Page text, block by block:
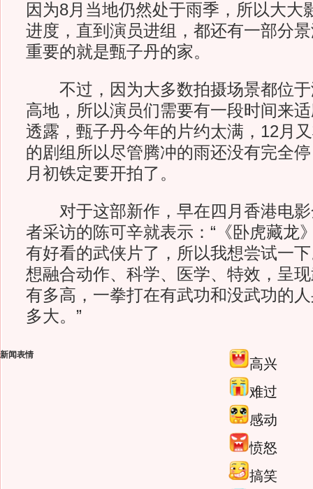
因为8月当地仍然处于雨季，所以大大
进度，直到演员进组，都还有一部分
重要的就是甄子丹的家。
不过，因为大多数拍摄场景都位于
高地，所以演员们需要有一段时间来
透露，甄子丹今年的片约太满，12月
的剧组所以尽管腾冲的雨还没有完全
月初铁定要开拍了。
对于这部新作，早在四月香港电影
者采访的陈可辛就表示：“《卧虎藏龙
有好看的武侠片了，所以我想尝试一
想融合动作、科学、医学、特效，呈
有多高，一拳打在有武功和没武功的
多大。”
新闻表情
高兴
难过
感动
愤怒
搞笑